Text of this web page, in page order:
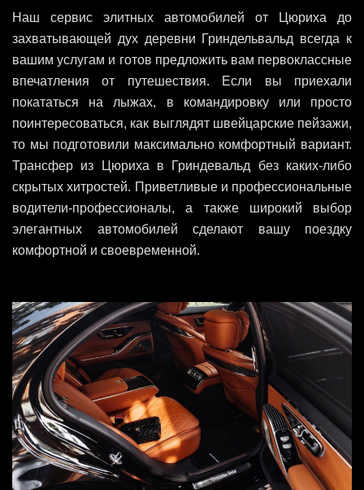
Наш сервис элитных автомобилей от Цюриха до
захватывающей дух деревни Гриндельвальд всегда к
вашим услугам и готов предложить вам первоклассные
впечатления от путешествия. Если вы приехали
покататься на лыжах, в командировку или просто
поинтересоваться, как выглядят швейцарские пейзажи,
то мы подготовили максимально комфортный вариант.
Трансфер из Цюриха в Гриндевальд без каких-либо
скрытых хитростей. Приветливые и профессиональные
водители-профессионалы, а также широкий выбор
элегантных автомобилей сделают вашу поездку
комфортной и своевременной.